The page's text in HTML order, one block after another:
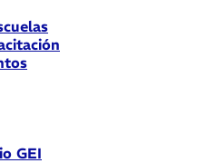
GEI